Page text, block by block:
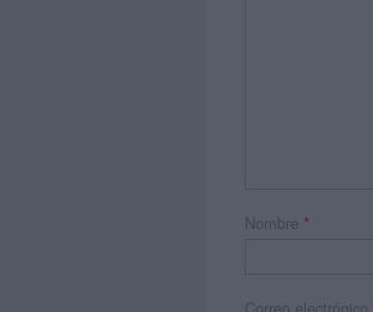
Nombre *